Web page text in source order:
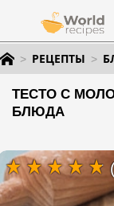
РЕЦЕПТЫ
ТЕСТО С
БЛЮДА